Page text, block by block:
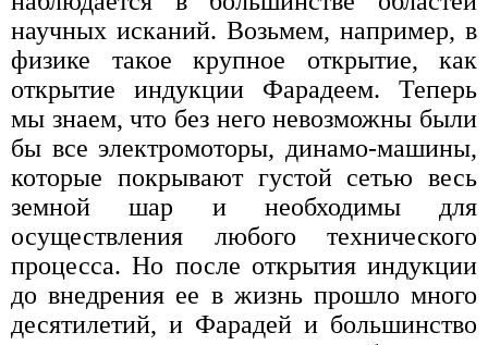
научных исканий. Возьмем, например, в
физике такое крупное открытие, как
открытие индукции Фарадеем. Теперь
мы знаем, что без него невозможны были
бы все электромоторы, динамо-машины,
которые покрывают густой сетью весь
земной шар и необходимы для
осуществления любого технического
процесса. Но после открытия индукции
до внедрения ее в жизнь прошло много
десятилетий, и Фарадей и большинство